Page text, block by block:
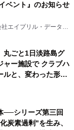
ベント』のお知らせ
エイプリル・データ・
丸ごと1日淡路島グ
ャー施設で クラブハ
ルと、変わった形の
AWAJI」のお
ランで
──シリーズ第三回
炭素過剰"を生み、